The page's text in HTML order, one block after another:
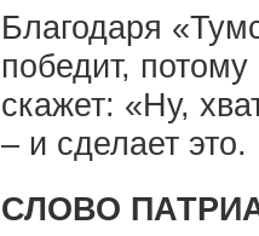
Благодаря
победит, потому
скажет: «Ну,
– и сделает это.
СЛОВО